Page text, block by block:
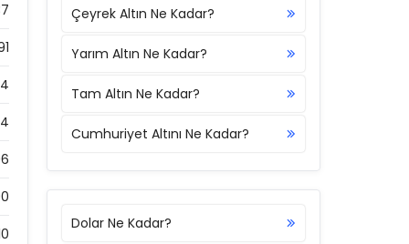
Çeyrek Altın Ne Kadar?
Yarım Altın Ne Kadar?
Tam Altın Ne Kadar?
Cumhuriyet Altını Ne Kadar?
Dolar Ne Kadar?